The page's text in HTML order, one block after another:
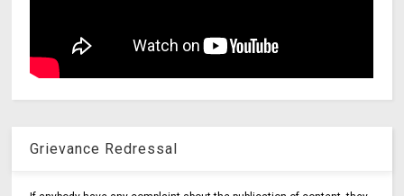
Grievance Redressal